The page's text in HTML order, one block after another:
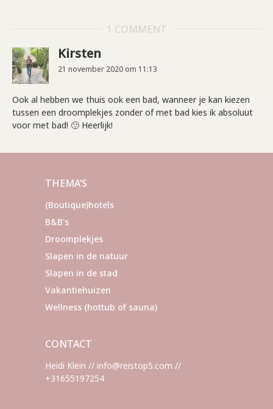
1 COMMENT
Kirsten
21 november 2020 om 11:13
Ook al hebben we thuis ook een bad, wanneer je kan kiezen
tussen een droomplekjes zonder of met bad kies ik absoluut
voor met bad! 🙂 Heerlijk!
THEMA’S
(Boutique)hotels
B&B's
Droomplekjes
Slapen in de natuur
Slapen in de stad
Vakantiehuizen
Wellness (hottub of sauna)
CONTACT
Heidi Klein // info@reistop5.com //
+31655197254